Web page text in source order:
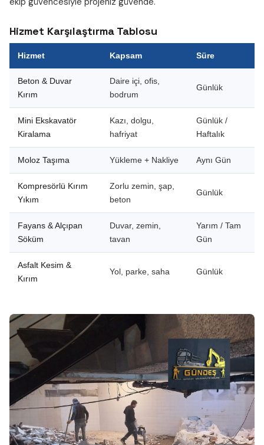
Hizmet Karşılaştırma Tablosu
Hizmet Kapsam Süre
Beton & Duvar
Kırım
Daire içi, ofis,
bodrum
Günlük
Mini Ekskavatör
Kiralama
Kazı, dolgu,
hafriyat
Günlük /
Haftalık
Moloz Taşıma Yükleme + Nakliye Aynı Gün
Kompresörlü Kırım
Yıkım
Zorlu zemin, şap,
beton
Günlük
Fayans & Alçıpan
Söküm
Duvar, zemin,
tavan
Yarım / Tam
Gün
Asfalt Kesim &
Kırım
Yol, parke, saha Günlük